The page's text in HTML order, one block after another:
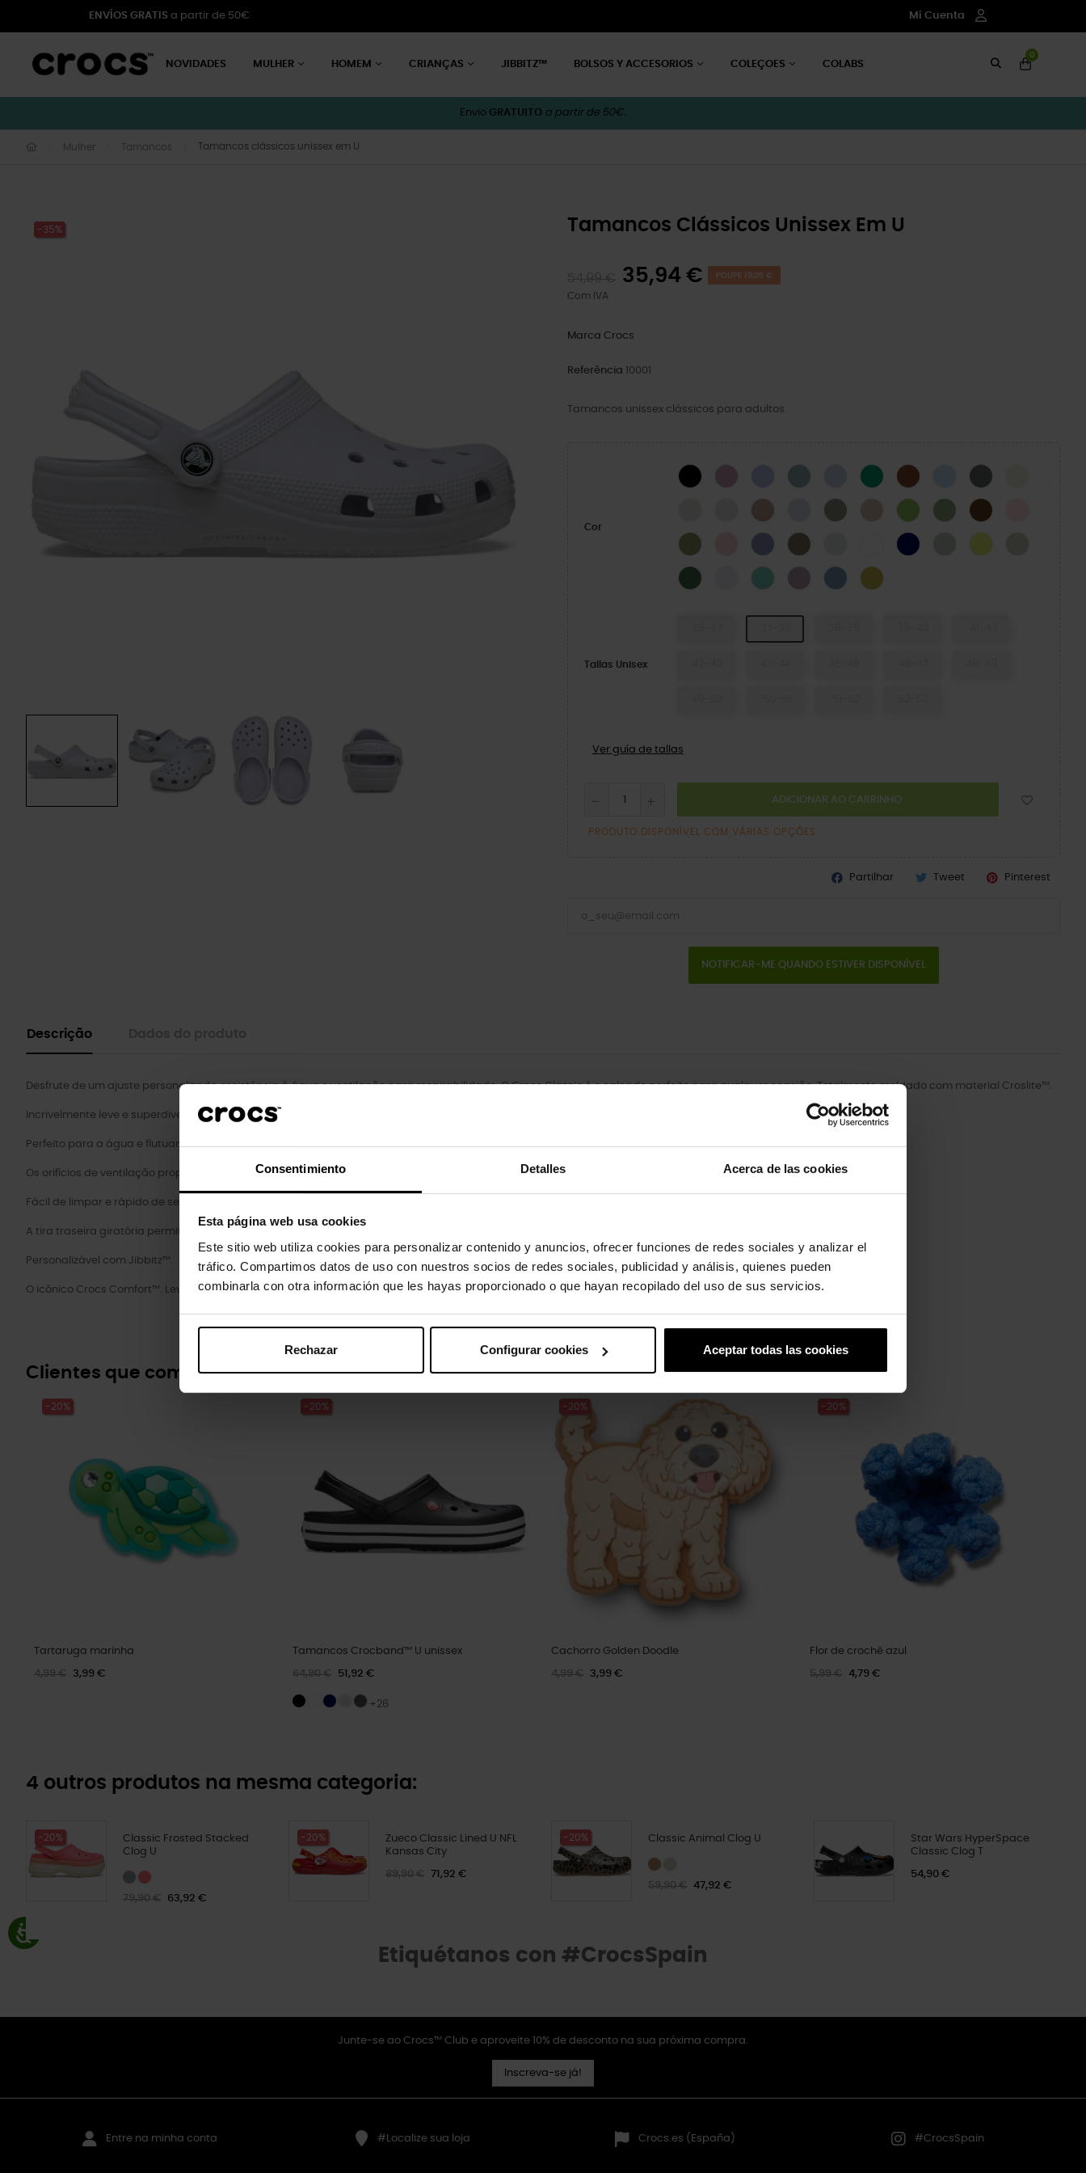
Consentimiento Detalles Acerca de las cookies
Esta página web usa cookies
Este sitio web utiliza cookies para personalizar contenido y anuncios, ofrecer funciones de redes sociales y analizar el
tráfico. Compartimos datos de uso con nuestros socios de redes sociales, publicidad y análisis, quienes pueden
combinarla con otra información que les hayas proporcionado o que hayan recopilado del uso de sus servicios.
Rechazar Configurar cookies Aceptar todas las cookies
ENVÍOS GRATIS a partir de 50€ Mi Cuenta
NOVIDADES MULHER HOMEM CRIANÇAS JIBBITZ™ BOLSOS Y ACCESORIOS COLEÇOES COLABS
0
Envio GRATUITO a partir de 50€.
Mulher Tamancos Tamancos clássicos unissex em U
-35% Tamancos Clássicos Unissex Em U
35,94 € POUPE 19,05 €
Com IVA
Marca Crocs
Referência 10001
Tamancos unissex clássicos para adultos.
Cor
BLACK HydrangeaMystic Purple Blue CalciteGreen IvyCognac Blue FrostCinza Ardósia
Atmosphere Dreamscape
ElephantQuartzKiwi Moss-XCoffee
Exército Verde
Powder PinkBlue HazeTaupe WHITE NAVY SHITAKEAcidity
Field GreenGrape IceRetro Dusty LilacAstro BlueMeadow
Tallas Unisex
Ver guía de tallas
ADICIONAR AO CARRINHO
PRODUTO DISPONÍVEL COM VÁRIAS OPÇÕES
Partilhar Tweet Pinterest
NOTIFICAR-ME QUANDO ESTIVER DISPONÍVEL
Descrição
Desfrute de um ajuste personalizado, resistência à água e ventilação para respirabilidade. O Crocs Classic é o calçado perfeito para qualquer ocasião. Totalmente moldado com material Croslite™.
Incrivelmente leve e superdivertido para os seus pés.
Perfeito para a água e flutuante, pesa apenas alguns gramas.
Os orifícios de ventilação proporcionam respirabilidade enquanto absorvem água e sujeira.
Fácil de limpar e rápido de secar.
A tira traseira giratória permite um ajuste mais preciso.
Personalizável com Jibbitz™.
O icônico Crocs Comfort™. Leve. Flexível. Conforto de todos os ângulos.
Clientes que compraram este produto também compraram:
-20%
Tartaruga marinha
4,99 € 3,99 €
-20%
Tamancos Crocband™ U unissex
64,90 € 51,92 €
+26
-20%
Cachorro Golden Doodle
4,99 € 3,99 €
-20%
Flor de crochê azul
5,99 € 4,79 €
4 outros produtos na mesma categoria:
-20%
Classic Frosted Stacked
Clog U
79,90 € 63,92 €
-20%
Zueco Classic Lined U NFL
Kansas City
89,90 € 71,92 €
-20% Classic Animal Clog U
59,90 € 47,92 €
Star Wars HyperSpace
Classic Clog T
54,90 €
Etiquétanos con #CrocsSpain
Junte-se ao Crocs™ Club e aproveite 10% de desconto na sua próxima compra.
Inscreva-se já!
Entre na minha conta #Localize sua loja Crocs.es (España) #CrocsSpain